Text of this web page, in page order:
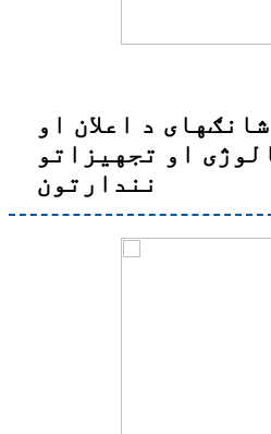
د شانګهای د اعلان او
او تجهیزاتو
نندارتون